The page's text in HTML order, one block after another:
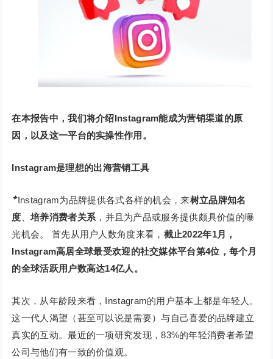
在本报告中，我们将介绍Instagram能成为营销渠道的原
因，以及这一平台的实操性作用。
Instagram是理想的出海营销工具
✦Instagram为品牌提供各式各样的机会，来树立品牌知名
度 、培养消费者关系 ，并且为产品或服务提供颇具价值的曝
光机会。 首先从用户人数角度来看， 截止2022年1月，
Instagram高居全球最受欢迎的社交媒体平台第4位，每个月
的全球活跃用户数高达14亿人。
其次，从年龄段来看，Instagram的用户基本上都是年轻人。
这一代人渴望（甚至可以说是需要）与自己喜爱的品牌建立
真实的互动。最近的一项研究发现，83%的年轻消费者希望
公司与他们有一致的价值观。